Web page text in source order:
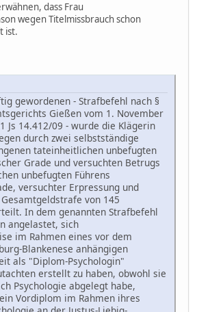
dass Frau
wegen Titelmissbrauch schon
ist.
gewordenen - Strafbefehl nach §
Gießen vom 1. November
Js 14.412/09 - wurde die Klägerin
durch zwei selbstständige
tateinheitlichen unbefugten
Grade und versuchten Betrugs
unbefugten Führens
versuchter Erpressung und
von 145
In dem genannten Strafbefehl
angelastet, sich
im Rahmen eines vor dem
Blankenese anhängigen
als "Diplom-Psychologin"
erstellt zu haben, obwohl sie
Psychologie abgelegt habe,
Vordiplom im Rahmen ihres